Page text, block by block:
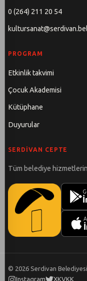
0 (264) 211 20 54
PROGRAM
Etkinlik takvimi
Çocuk Akademisi
Kütüphane
Duyurular
SERDIVAN CEPTE
Tüm belediye
© 2026 Serdivan
Instagram
XKVKK